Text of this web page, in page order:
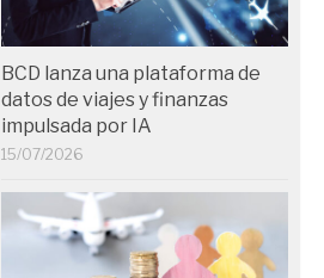
BCD lanza una plataforma de
datos de viajes y finanzas
impulsada por IA
15/07/2026